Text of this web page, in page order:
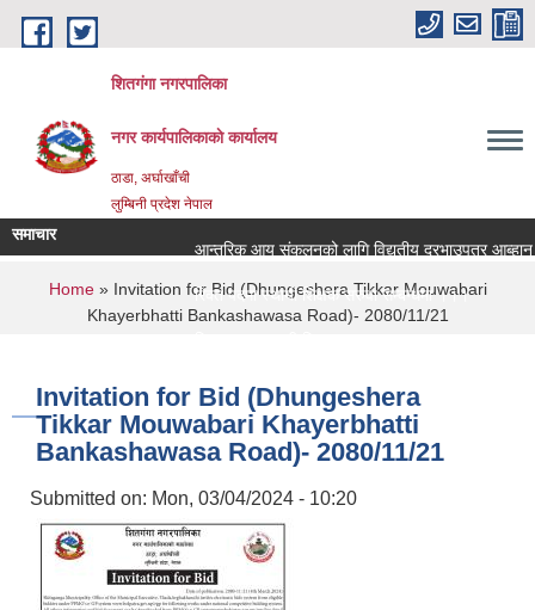
Skip to main content
शितगंगा नगरपालिका
नगर कार्यपालिकाकाे कार्यालय
ठाडा, अर्घाखाँची
लुम्बिनी प्रदेश नेपाल
समाचार
आन्तरिक आय संकलनको लागि विद्युतीय दरभाउपत्र आब्हान
रिक्त पदमा स्थायी शिक्षक सरुवा सम्बन्धमा ।।।
You are here
Home» Invitation for Bid (Dhungeshera Tikkar Mouwabari
Khayerbhatti Bankashawasa Road)- 2080/11/21
Invitation for Bid (Dhungeshera
Tikkar Mouwabari Khayerbhatti
Bankashawasa Road)- 2080/11/21
Submitted on: Mon, 03/04/2024 - 10:20